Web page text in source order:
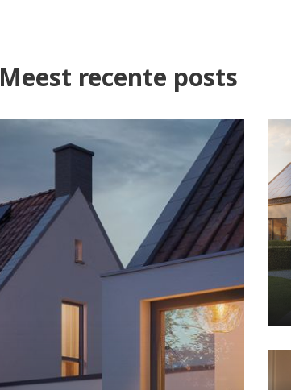
Meest recente posts